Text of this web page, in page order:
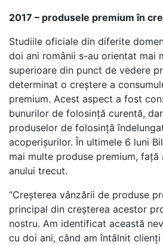
2017 – produsele premium în
Studiile oficiale din diferite
doi ani românii s-au orientat mai
superioare din punct de vedere
determinat o creștere a
premium. Acest aspect a fost
bunurilor de folosință curentă,
produselor de folosință
acoperișurilor. În ultimele 6 luni
mai multe produse premium, față
anului trecut.
“Creșterea vânzării de produse
principal din creșterea acestor
nostru. Am identificat această
cu doi ani, când am întâlnit